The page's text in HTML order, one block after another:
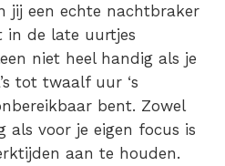
jij een echte nachtbraker
in de late uurtjes
niet heel handig als je
tot twaalf uur ‘s
bent. Zowel
als voor je eigen focus is
aan te houden.